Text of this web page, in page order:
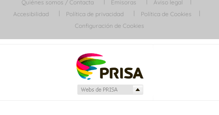
Quiénes somos / Contacta Emisoras
Aviso legal
Accesibilidad
Política de privacidad
Política de Cookies
Configuración de Cookies